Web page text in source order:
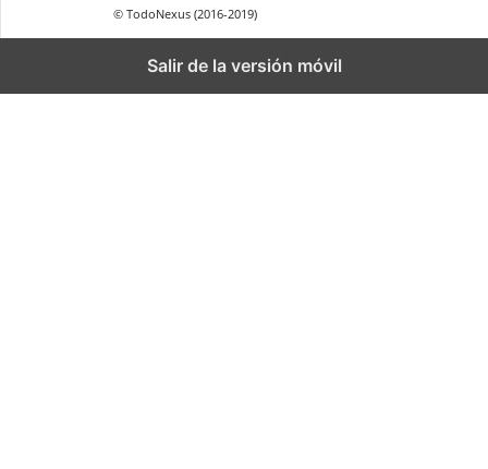
© TodoNexus (2016-2019)
Salir de la versión móvil